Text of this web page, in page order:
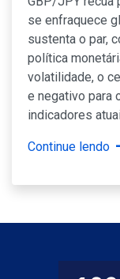
se enfraquece
sustenta o par,
política
volatilidade, o
e negativo para
indicadores
Continue lendo